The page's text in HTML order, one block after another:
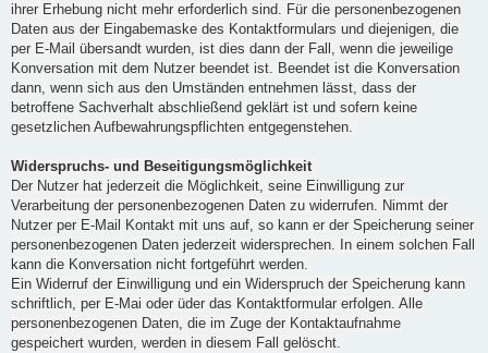
ihrer Erhebung nicht mehr erforderlich sind. Für die personenbezogenen
Daten aus der Eingabemaske des Kontaktformulars und diejenigen, die
per E-Mail übersandt wurden, ist dies dann der Fall, wenn die jeweilige
Konversation mit dem Nutzer beendet ist. Beendet ist die Konversation
dann, wenn sich aus den Umständen entnehmen lässt, dass der
betroffene Sachverhalt abschließend geklärt ist und sofern keine
gesetzlichen Aufbewahrungspflichten entgegenstehen.
Widerspruchs- und Beseitigungsmöglichkeit
Der Nutzer hat jederzeit die Möglichkeit, seine Einwilligung zur
Verarbeitung der personenbezogenen Daten zu widerrufen. Nimmt der
Nutzer per E-Mail Kontakt mit uns auf, so kann er der Speicherung seiner
personenbezogenen Daten jederzeit widersprechen. In einem solchen Fall
kann die Konversation nicht fortgeführt werden.
Ein Widerruf der Einwilligung und ein Widerspruch der Speicherung kann
schriftlich, per E-Mai oder üder das Kontaktformular erfolgen. Alle
personenbezogenen Daten, die im Zuge der Kontaktaufnahme
gespeichert wurden, werden in diesem Fall gelöscht.